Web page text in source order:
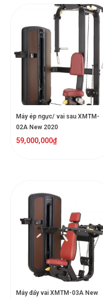
Máy ép ngực/ vai sau XMTM-
02A New 2020
59,000,000₫
Máy đẩy vai XMTM-03A New